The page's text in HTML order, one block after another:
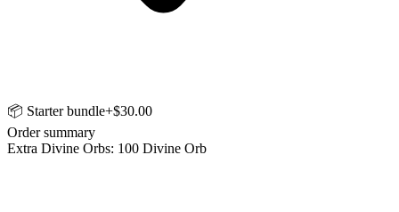
📦 Starter bundle+$30.00
Order summary
Extra Divine Orbs: 100 Divine Orb